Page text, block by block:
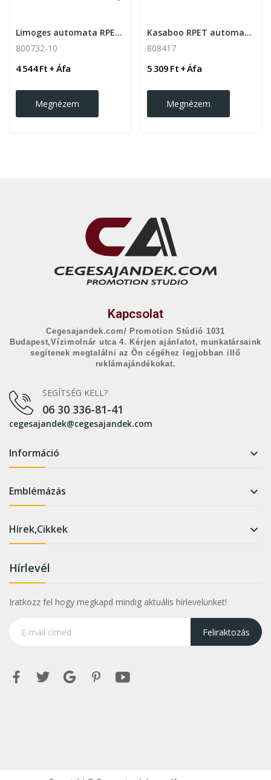
Limoges automata RPET szélálló esernyő , fekete
800732-10
4 544 Ft + Áfa
Megnézem
Kasaboo RPET automata szélálló összecsukható...
808417
5 309 Ft + Áfa
Megnézem
Kapcsolat
Cegesajandek.com/ Promotion Stúdió 1031
Budapest,Vízimolnár utca 4. Kérjen ajánlatot, munkatársaink
segítenek megtalálni az Ön cégéhez legjobban illő
reklámajándékokat.
SEGÍTSÉG KELL?
06 30 336-81-41
cegesajandek@cegesajandek.com
Információ 
Emblémázás 
Hírek,Cikkek 
Hírlevél
Iratkozz fel hogy megkapd mindig aktuális hírlevelünket!
Feliraktozás